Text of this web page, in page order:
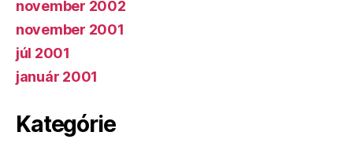
november 2002
november 2001
júl 2001
január 2001
Kategórie